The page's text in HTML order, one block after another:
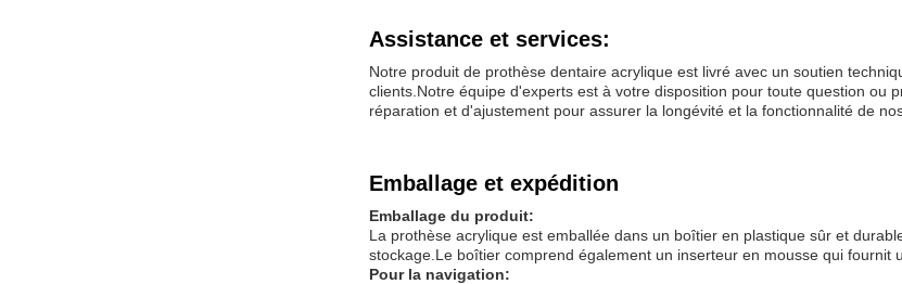
Assistance et services:
Notre produit de prothèse dentaire acrylique est livré avec un soutien
clients.Notre équipe d'experts est à votre disposition pour toute question
réparation et d'ajustement pour assurer la longévité et la fonctionnalité de
Emballage et expédition
Emballage du produit:
La prothèse acrylique est emballée dans un boîtier en plastique sûr et
stockage.Le boîtier comprend également un inserteur en mousse qui
Pour la navigation: